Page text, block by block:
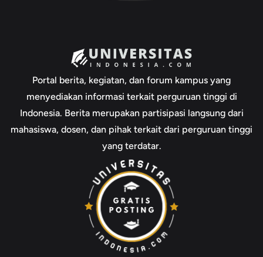
Portal berita, kegiatan, dan forum kampus yang
menyediakan informasi terkait perguruan tinggi di
Indonesia. Berita merupakan partisipasi langsung dari
mahasiswa, dosen, dan pihak terkait dari perguruan tinggi
yang terdatar.